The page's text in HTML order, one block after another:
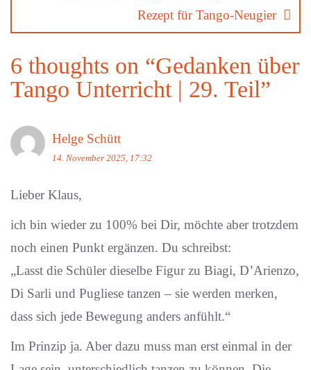
Rezept für Tango-Neugier
6 thoughts on “Gedanken über
Tango Unterricht | 29. Teil”
Helge Schütt
14. November 2025, 17:32
Lieber Klaus,
ich bin wieder zu 100% bei Dir, möchte aber trotzdem
noch einen Punkt ergänzen. Du schreibst:
„Lasst die Schüler dieselbe Figur zu Biagi, D’Arienzo,
Di Sarli und Pugliese tanzen – sie werden merken,
dass sich jede Bewegung anders anfühlt.“
Im Prinzip ja. Aber dazu muss man erst einmal in der